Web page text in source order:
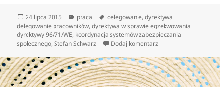
Data
publikacji
24 lipca 2015 Kategorie
praca Tagi
delegowanie,dyrektywa
delegowanie pracowników,dyrektywa w sprawie egzekwowania
dyrektywy 96/71/WE, koordynacja systemów zabezpieczania
społecznego,Stefan Schwarz Dodaj komentarz